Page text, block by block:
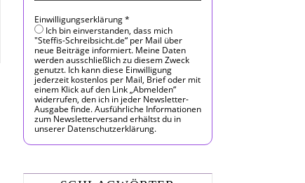
Einwilligungserklärung*
Ich bin einverstanden, dass mich
"Steffis-Schreibsicht.de“ per Mail über
neue Beiträge informiert. Meine Daten
werden ausschließlich zu diesem Zweck
genutzt. Ich kann diese Einwilligung
jederzeit kostenlos per Mail, Brief oder mit
einem Klick auf den Link „Abmelden“
widerrufen, den ich in jeder Newsletter-
Ausgabe finde. Ausführliche Informationen
zum Newsletterversand erhältst du in
unserer Datenschutzerklärung.